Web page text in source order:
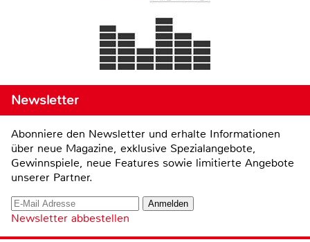
Newsletter
Abonniere den Newsletter und erhalte Informationen
über neue Magazine, exklusive Spezialangebote,
Gewinnspiele, neue Features sowie limitierte Angebote
unserer Partner.
Newsletter abbestellen